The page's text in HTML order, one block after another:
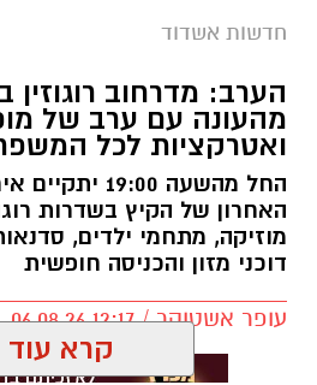
יש לכם מידע חשוב שטרם
חדשותי? מצאתם טעות
אותנו
תאונת דרכים עם מעורבות
לזירה הוזעקו צוותי הרפואה
הצלה, שהעניקו טיפול רפואי
קל. שניים מהפצועים פונו
הצלה להמשך טיפול בבית
באשדוד, בעוד יתר הנפגעים
בעקבות התאונה נרשמו עומסי
והנהגים מתבקשים לנסוע
להנחיות כוחות ההצלה
חדשות אשדוד
הערב: מדרחוב
מהעונה עם ערב של
ואטרקציות לכל
החל מהשעה
האחרון של הקיץ בשדרות
מוזיקה, מתחמי ילדים,
דוכני מזון והכניסה חופשית
עופר אשטוקר / 12:17 06.08.26
קרא עוד